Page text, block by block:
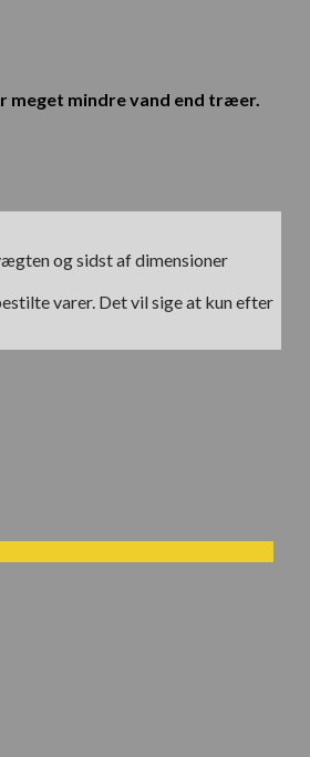
meget mindre vand end træer.
og sidst af dimensioner
varer. Det vil sige at kun efter